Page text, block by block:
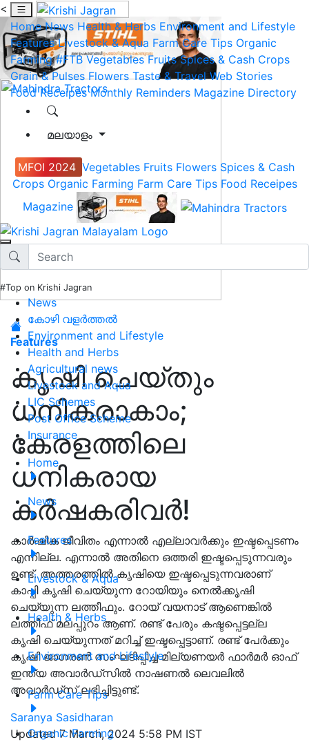
<
Home News Health & Herbs Environment and Lifestyle
Features Livestock & Aqua Farm Care Tips Organic
Farming #FTB Vegetables Fruits Spices & Cash Crops
Grain & Pulses Flowers Taste & Travel Web Stories
Food Receipes Monthly Reminders Magazine Directory
മലയാളം
MFOI 2024 Vegetables Fruits Flowers Spices & Cash
Crops Organic Farming Farm Care Tips Food Receipes
Magazine
#Top on Krishi Jagran
News
കോഴി വളർത്തൽ
Environment and Lifestyle
Health and Herbs
Agricultural news
Livestock and Aqua
LIC Schemes
Post Office Scheme
Insurance
Home
News
Features
Livestock & Aqua
Health & Herbs
Environment and Lifestyle
Farm Care Tips
Organic Farming
Features
കൃഷി ചെയ്തും
ധനികരാകാം;
കേരളത്തിലെ
ധനികരായ
കർഷകരിവർ!
കാർഷിക ജീവിതം എന്നാൽ എല്ലാവർക്കും ഇഷ്ടപ്പെടണം
എന്നില്ല. എന്നാൽ അതിനെ ഒത്തരി ഇഷ്ടപ്പെടുന്നവരും
ഉണ്ട്. അത്തരത്തിൽ കൃഷിയെ ഇഷ്ടപ്പെടുന്നവരാണ്
കാപ്പി കൃഷി ചെയ്യുന്ന റോയിയും നെൽക്കൃഷി
ചെയ്യുന്ന ലത്തീഫും. റോയ് വയനാട് ആണെങ്കിൽ
ലത്തീഫ് മലപ്പുറം ആണ്. രണ്ട് പേരും കഷ്ടപ്പെട്ടല്ല
കൃഷി ചെയ്യുന്നത് മറിച്ച് ഇഷ്ടപ്പെട്ടാണ്. രണ്ട് പേർക്കും
കൃഷി ജാഗരൺ സംഘടിപ്പിച്ച മില്യണയർ ഫാർമർ ഓഫ്
ഇന്ത്യ അവാർഡ്സിൽ നാഷണൽ ലെവലിൽ
അവാർഡ്സ് ലഭിച്ചിട്ടുണ്ട്.
Saranya Sasidharan
Updated 7 March, 2024 5:58 PM IST